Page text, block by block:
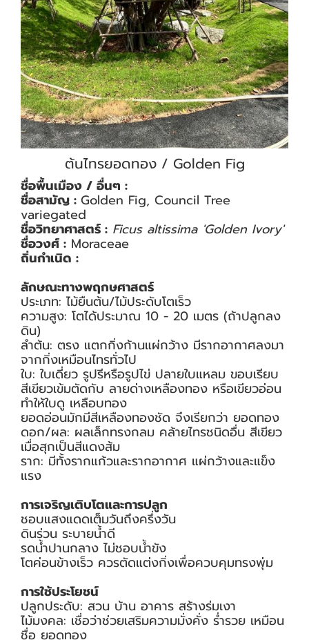
ต้นไทรยอดทอง / Golden Fig
ชื่อพื้นเมือง / อื่นๆ :
ชื่อสามัญ : Golden Fig, Council Tree
variegated
ชื่อวิทยาศาสตร์ : Ficus altissima 'Golden Ivory'
ชื่อวงศ์ : Moraceae
ถิ่นกำเนิด :
ลักษณะทางพฤกษศาสตร์
ประเภท: ไม้ยืนต้น/ไม้ประดับโตเร็ว
ความสูง: โตได้ประมาณ 10 - 20 เมตร (ถ้าปลูกลง
ดิน)
ลำต้น: ตรง แตกกิ่งก้านแผ่กว้าง มีรากอากาศลงมา
จากกิ่งเหมือนไทรทั่วไป
ใบ: ใบเดี่ยว รูปรีหรือรูปไข่ ปลายใบแหลม ขอบเรียบ
สีเขียวเข้มตัดกับ ลายด่างเหลืองทอง หรือเขียวอ่อน
ทำให้ใบดู เหลือบทอง
ยอดอ่อนมักมีสีเหลืองทองชัด จึงเรียกว่า ยอดทอง
ดอก/ผล: ผลเล็กทรงกลม คล้ายไทรชนิดอื่น สีเขียว
เมื่อสุกเป็นสีแดงส้ม
ราก: มีทั้งรากแก้วและรากอากาศ แผ่กว้างและแข็ง
แรง
การเจริญเติบโตและการปลูก
ชอบแสงแดดเต็มวันถึงครึ่งวัน
ดินร่วน ระบายน้ำดี
รดน้ำปานกลาง ไม่ชอบน้ำขัง
โตค่อนข้างเร็ว ควรตัดแต่งกิ่งเพื่อควบคุมทรงพุ่ม
การใช้ประโยชน์
ปลูกประดับ: สวน บ้าน อาคาร สร้างร่มเงา
ไม้มงคล: เชื่อว่าช่วยเสริมความมั่งคั่ง ร่ำรวย เหมือน
ชื่อ ยอดทอง